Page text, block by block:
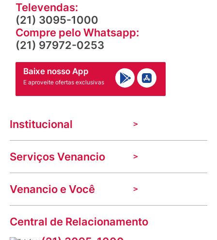
Televendas:
(21) 3095-1000
Compre pelo Whatsapp:
(21) 97972-0253
Baixe nosso App
E aproveite ofertas exclusivas
Institucional
A Venancio
Trabalhe Conosco
Nossas lojas
Indique seu imóvel
Serviços Venancio
Troca e devolução
Mecânica de promoções
Dúvidas frequentes
Prazos e entregas
Venancio e Você
VClube - Programa de fidelidade
Fale com o farmacêutico
Fale conosco
Central de Relacionamento